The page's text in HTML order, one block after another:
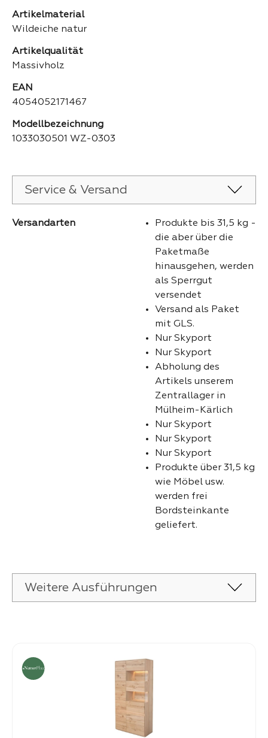
Artikelmaterial
Wildeiche natur
Artikelqualität
Massivholz
EAN
4054052171467
Modellbezeichnung
1033030501 WZ-0303
Service & Versand
Versandarten
Produkte bis 31,5 kg -
die aber über die
Paketmaße
hinausgehen, werden
als Sperrgut
versendet
Versand als Paket
mit GLS.
Nur Skyport
Nur Skyport
Abholung des
Artikels unserem
Zentrallager in
Mülheim-Kärlich
Nur Skyport
Nur Skyport
Nur Skyport
Produkte über 31,5 kg
wie Möbel usw.
werden frei
Bordsteinkante
geliefert.
Weitere Ausführungen